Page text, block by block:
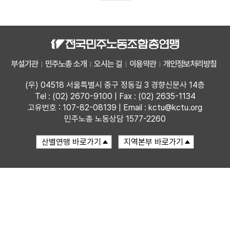
부설기관 민주노총 소개 오시는 길 이용약관 개인정보처리방침
(우) 04518 서울특별시 중구 정동길 3 경향신문사 14층
Tel : (02) 2670-9100 | Fax : (02) 2635-1134
고유번호 : 107-82-08139 | Email : kctu@kctu.org
민주노총 노동상담 1577-2260
업무